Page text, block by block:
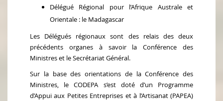
Délégué Régional pour l’Afrique Australe et
Orientale : le Madagascar
Les Délégués régionaux sont des relais des deux
précédents organes à savoir la Conférence des
Ministres et le Secrétariat Général.
Sur la base des orientations de la Conférence des
Ministres, le CODEPA s’est doté d’un Programme
d’Appui aux Petites Entreprises et à l’Artisanat (PAPEA)